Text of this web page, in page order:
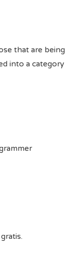
that are being
into a category